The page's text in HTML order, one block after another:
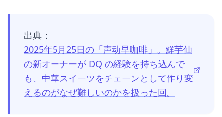
出典：
2025年5月25日の「声动早咖啡」。鮮芋仙
の新オーナーが DQ の経験を持ち込んで
も、中華スイーツをチェーンとして作り変
えるのがなぜ難しいのかを扱った回。